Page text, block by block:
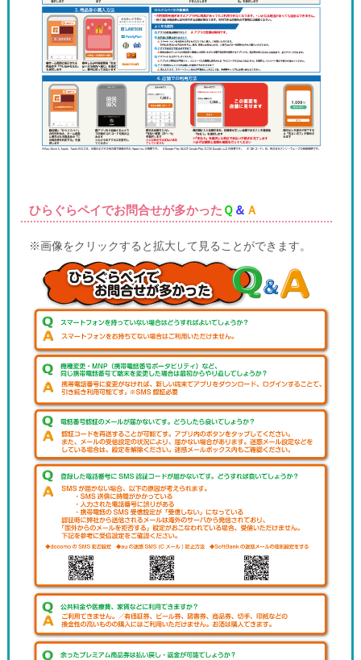
ひらぐらペイでお問合せが多かった Ｑ ＆ Ａ
※画像をクリックすると拡大して見ることができます。